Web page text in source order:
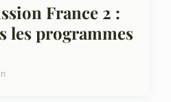
France 2 :
les programmes